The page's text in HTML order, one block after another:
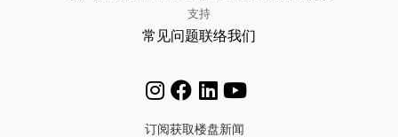
支持
常见问题联络我们
订阅获取楼盘新闻